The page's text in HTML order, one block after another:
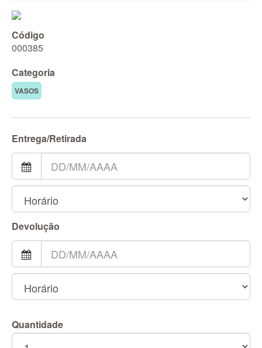
Código
000385
Categoria
VASOS
Entrega/Retirada
Devolução
Quantidade